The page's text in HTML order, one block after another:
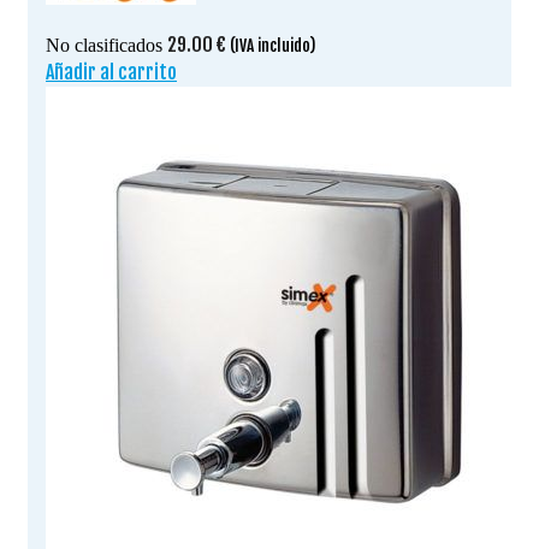
No clasificados 29.00 € (IVA incluido)
Añadir al carrito